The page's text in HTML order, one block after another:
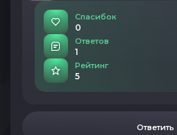
Спасибок
0
Ответов
1
Рейтинг
5
Ответить